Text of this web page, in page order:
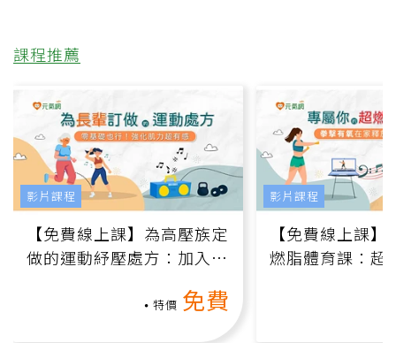
課程推薦
【免費線上課】為高壓族定
做的運動紓壓處方：加入行
特價 免費
影片課程
【免費線上課
燃脂體育課：超
影片課程